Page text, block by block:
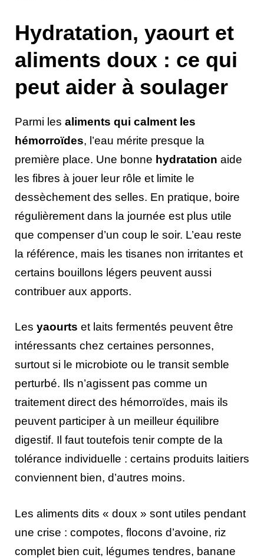
Hydratation, yaourt et
aliments doux : ce qui
peut aider à soulager
Parmi les aliments qui calment les
hémorroïdes, l’eau mérite presque la
première place. Une bonne hydratation aide
les fibres à jouer leur rôle et limite le
dessèchement des selles. En pratique, boire
régulièrement dans la journée est plus utile
que compenser d’un coup le soir. L’eau reste
la référence, mais les tisanes non irritantes et
certains bouillons légers peuvent aussi
contribuer aux apports.
Les yaourts et laits fermentés peuvent être
intéressants chez certaines personnes,
surtout si le microbiote ou le transit semble
perturbé. Ils n’agissent pas comme un
traitement direct des hémorroïdes, mais ils
peuvent participer à un meilleur équilibre
digestif. Il faut toutefois tenir compte de la
tolérance individuelle : certains produits laitiers
conviennent bien, d’autres moins.
Les aliments dits « doux » sont utiles pendant
une crise : compotes, flocons d’avoine, riz
complet bien cuit, légumes tendres, banane